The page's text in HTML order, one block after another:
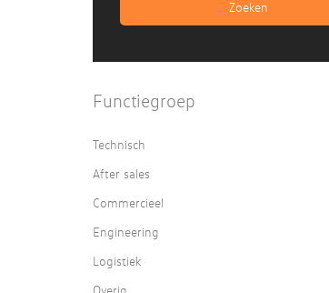
Functiegroep
Technisch
After sales
Commercieel
Engineering
Logistiek
Overig